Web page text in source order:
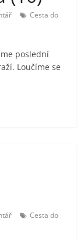
Cesta do
poslední
Loučíme se
Cesta do